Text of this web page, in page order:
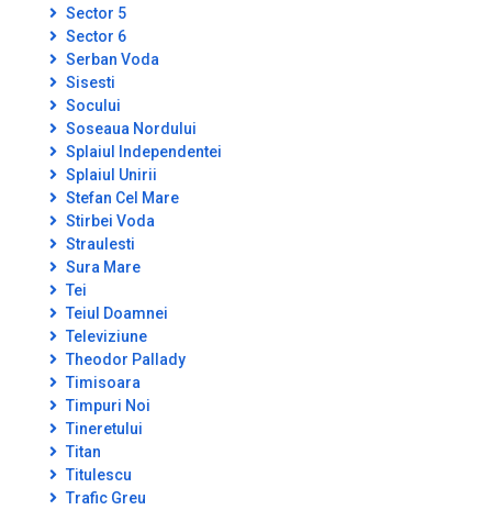
Sector 5
Sector 6
Serban Voda
Sisesti
Socului
Soseaua Nordului
Splaiul Independentei
Splaiul Unirii
Stefan Cel Mare
Stirbei Voda
Straulesti
Sura Mare
Tei
Teiul Doamnei
Televiziune
Theodor Pallady
Timisoara
Timpuri Noi
Tineretului
Titan
Titulescu
Trafic Greu